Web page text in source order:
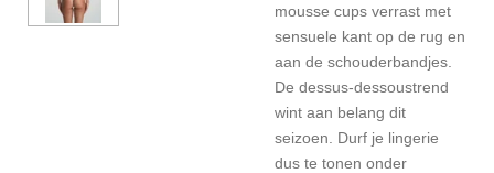
mousse cups verrast met
sensuele kant op de rug en
aan de schouderbandjes.
De dessus-dessoustrend
wint aan belang dit
seizoen. Durf je lingerie
dus te tonen onder